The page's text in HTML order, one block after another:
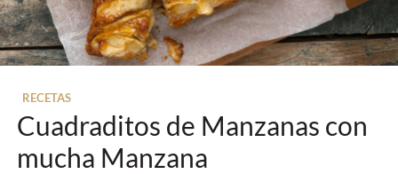
RECETAS
Cuadraditos de Manzanas con
mucha Manzana